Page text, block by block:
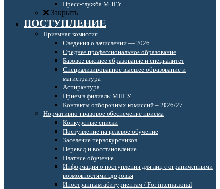
Пресс-служба МПГУ
Закрыть
ПОСТУПЛЕНИЕ
Приемная комиссия
Сведения о зачислении — 2026
Среднее профессиональное образование
Базовое высшее образование и специалитет
Специализированное высшее образование и
магистратура
Аспирантура
Прием в филиалы МПГУ
Контакты отборочных комиссий – 2026/27
Нормативно-правовое обеспечение приема
Конкурсные списки
Поступление на целевое обучение
Заселение первокурсников
Перевод и восстановление
Платное обучение
Информация о поступлении для лиц с ограниченными
возможностями здоровья
Иностранным абитуриентам / For international